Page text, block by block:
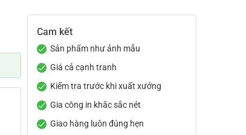
Cam kết
Sản phẩm như ảnh mẫu
Giá cả cạnh tranh
Kiểm tra trước khi xuất xưởng
Gia công in khắc sắc nét
Giao hàng luôn đúng hẹn